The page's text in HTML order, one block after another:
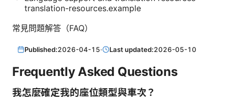
translation-resources.example
常見問題解答（FAQ）
Published:2026-04-15· Last updated:2026-05-10
Frequently Asked Questions
我怎麼確定我的座位類型與車次？